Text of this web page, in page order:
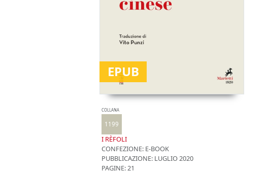
EPUB
COLLANA
1199
I RÈFOLI
CONFEZIONE: E-BOOK
PUBBLICAZIONE: LUGLIO 2020
PAGINE: 21